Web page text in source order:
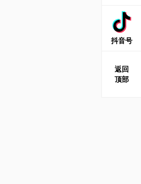
抖音号
返回
顶部